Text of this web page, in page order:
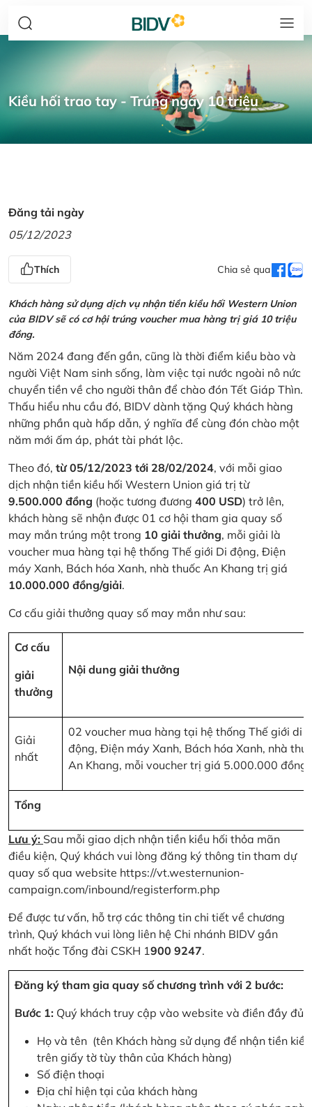
Kiều hối trao tay - Trúng ngay 10 triệu
Đăng tải ngày
05/12/2023
Thích Chia sẻ qua
Khách hàng sử dụng dịch vụ nhận tiền kiều hối Western Union
của BIDV sẽ có cơ hội trúng voucher mua hàng trị giá 10 triệu
đồng.
Năm 2024 đang đến gần, cũng là thời điểm kiều bào và
người Việt Nam sinh sống, làm việc tại nước ngoài nô nức
chuyển tiền về cho người thân để chào đón Tết Giáp Thìn.
Thấu hiểu nhu cầu đó, BIDV dành tặng Quý khách hàng
những phần quà hấp dẫn, ý nghĩa để cùng đón chào một
năm mới ấm áp, phát tài phát lộc.
Theo đó, từ 05/12/2023 tới 28/02/2024, với mỗi giao
dịch nhận tiền kiều hối Western Union giá trị từ
9.500.000 đồng (hoặc tương đương 400 USD) trở lên,
khách hàng sẽ nhận được 01 cơ hội tham gia quay số
may mắn trúng một trong 10 giải thưởng, mỗi giải là
voucher mua hàng tại hệ thống Thế giới Di động, Điện
máy Xanh, Bách hóa Xanh, nhà thuốc An Khang trị giá
10.000.000 đồng/giải.
Cơ cấu giải thưởng quay số may mắn như sau:
Cơ cấu
giải
thưởng
Nội dung giải thưởng
Giải
nhất
02 voucher mua hàng tại hệ thống Thế giới di
động, Điện máy Xanh, Bách hóa Xanh, nhà
An Khang, mỗi voucher trị giá 5.000.000 đồng
Tổng
Lưu ý: Sau mỗi giao dịch nhận tiền kiều hối thỏa mãn
điều kiện, Quý khách vui lòng đăng ký thông tin tham dự
quay số qua website https://vt.westernunion-
campaign.com/inbound/registerform.php
Để được tư vấn, hỗ trợ các thông tin chi tiết về chương
trình, Quý khách vui lòng liên hệ Chi nhánh BIDV gần
nhất hoặc Tổng đài CSKH 1900 9247.
Đăng ký tham gia quay số chương trình với 2 bước:
Bước 1: Quý khách truy cập vào website và điền đầy đủ
Họ và tên (tên Khách hàng sử dụng để nhận tiền
trên giấy tờ tùy thân của Khách hàng)
Số điện thoại
Địa chỉ hiện tại của khách hàng